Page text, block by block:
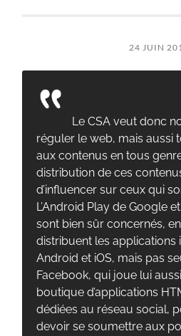
24 JUIN
Le CSA veut donc
réguler le web, mais aussi
aux contenus en tous
distribution de ces
d’influencer sur ceux qui
L’Android Play de Google
sont bien sûr concernés, en
distribuent les applications
Android et iOS, mais pas
Facebook, qui joue lui
boutique d’applications
dédiées au réseau social,
devoir se soumettre aux